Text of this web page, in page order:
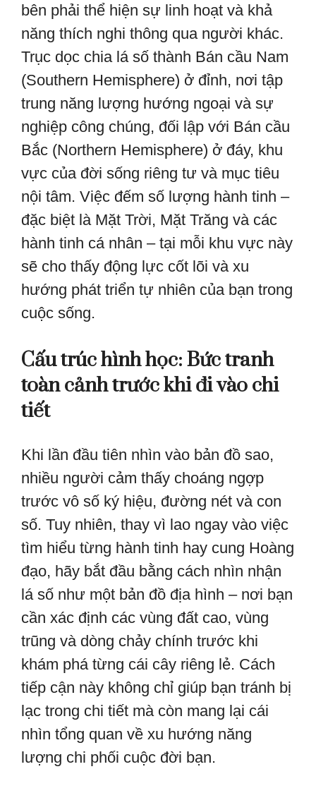
bên phải thể hiện sự linh hoạt và khả
năng thích nghi thông qua người khác.
Trục dọc chia lá số thành Bán cầu Nam
(Southern Hemisphere) ở đỉnh, nơi tập
trung năng lượng hướng ngoại và sự
nghiệp công chúng, đối lập với Bán cầu
Bắc (Northern Hemisphere) ở đáy, khu
vực của đời sống riêng tư và mục tiêu
nội tâm. Việc đếm số lượng hành tinh –
đặc biệt là Mặt Trời, Mặt Trăng và các
hành tinh cá nhân – tại mỗi khu vực này
sẽ cho thấy động lực cốt lõi và xu
hướng phát triển tự nhiên của bạn trong
cuộc sống.
Cấu trúc hình học: Bức tranh
toàn cảnh trước khi đi vào chi
tiết
Khi lần đầu tiên nhìn vào bản đồ sao,
nhiều người cảm thấy choáng ngợp
trước vô số ký hiệu, đường nét và con
số. Tuy nhiên, thay vì lao ngay vào việc
tìm hiểu từng hành tinh hay cung Hoàng
đạo, hãy bắt đầu bằng cách nhìn nhận
lá số như một bản đồ địa hình – nơi bạn
cần xác định các vùng đất cao, vùng
trũng và dòng chảy chính trước khi
khám phá từng cái cây riêng lẻ. Cách
tiếp cận này không chỉ giúp bạn tránh bị
lạc trong chi tiết mà còn mang lại cái
nhìn tổng quan về xu hướng năng
lượng chi phối cuộc đời bạn.